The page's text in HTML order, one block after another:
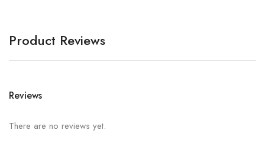
Product Reviews
Reviews
There are no reviews yet.